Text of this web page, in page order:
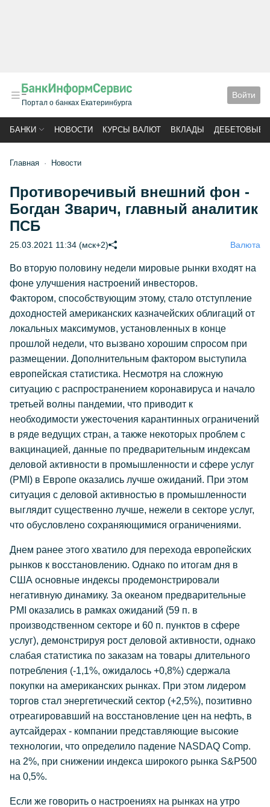
Портал о банках Екатеринбурга
Войти
БАНКИ НОВОСТИ КУРСЫ ВАЛЮТ ВКЛАДЫ ДЕБЕТОВЫЕ
Главная Новости
Противоречивый внешний фон -
Богдан Зварич, главный аналитик
ПСБ
25.03.2021 11:34 (мск+2) Валюта
Во вторую половину недели мировые рынки входят на
фоне улучшения настроений инвесторов.
Фактором, способствующим этому, стало отступление
доходностей американских казначейских облигаций от
локальных максимумов, установленных в конце
прошлой недели, что вызвано хорошим спросом при
размещении. Дополнительным фактором выступила
европейская статистика. Несмотря на сложную
ситуацию с распространением коронавируса и начало
третьей волны пандемии, что приводит к
необходимости ужесточения карантинных ограничений
в ряде ведущих стран, а также некоторых проблем с
вакцинацией, данные по предварительным индексам
деловой активности в промышленности и сфере услуг
(PMI) в Европе оказались лучше ожиданий. При этом
ситуация с деловой активностью в промышленности
выглядит существенно лучше, нежели в секторе услуг,
что обусловлено сохраняющимися ограничениями.
Днем ранее этого хватило для перехода европейских
рынков к восстановлению. Однако по итогам дня в
США основные индексы продемонстрировали
негативную динамику. За океаном предварительные
PMI оказались в рамках ожиданий (59 п. в
производственном секторе и 60 п. пунктов в сфере
услуг), демонстрируя рост деловой активности, однако
слабая статистика по заказам на товары длительного
потребления (-1,1%, ожидалось +0,8%) сдержала
покупки на американских рынках. При этом лидером
торгов стал энергетический сектор (+2,5%), позитивно
отреагировавший на восстановление цен на нефть, в
аутсайдерах - компании представляющие высокие
технологии, что определило падение NASDAQ Comp.
на 2%, при снижении индекса широкого рынка S&P500
на 0,5%.
Если же говорить о настроениях на рынках на утро